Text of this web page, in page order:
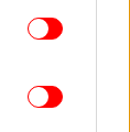
και μάθετε